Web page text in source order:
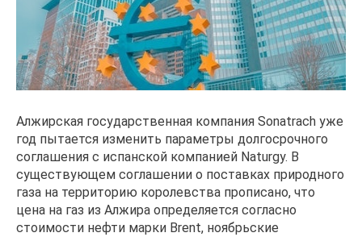
Алжирская государственная компания Sonatrach уже
год пытается изменить параметры долгосрочного
соглашения с испанской компанией Naturgy. В
существующем соглашении о поставках природного
газа на территорию королевства прописано, что
цена на газ из Алжира определяется согласно
стоимости нефти марки Brent, ноябрьские